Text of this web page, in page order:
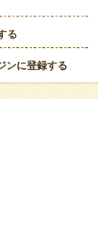
る
ンに登録する